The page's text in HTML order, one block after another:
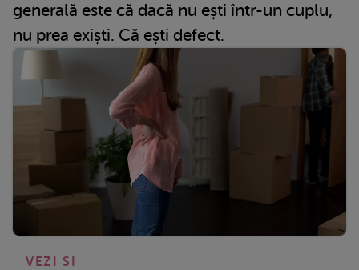
generală este că dacă nu ești într-un cuplu,
nu prea exiști. Că ești defect.
VEZI SI